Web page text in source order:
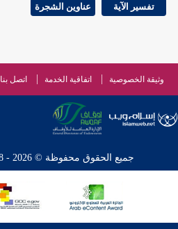
تفسير الآية عناوين الشجرة
وثيقة الخصوصية اتفاقية الخدمة اتصل بنا
جميع الحقوق محفوظة © 2026 - 1998 لشبكة إسلام ويب